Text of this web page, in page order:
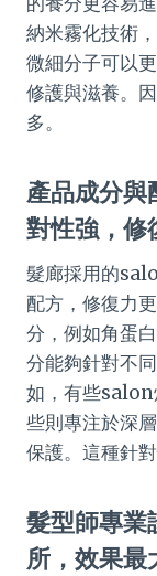
納米霧化技術
微細分子可以
修護與滋養。
多。
產品成分
對性強，修
髮廊採用的
配方，修復力
分，例如角蛋
分能夠針對不
如，有些salon
些則專注於深
保護。這種針
髮型師專業
所，效果最